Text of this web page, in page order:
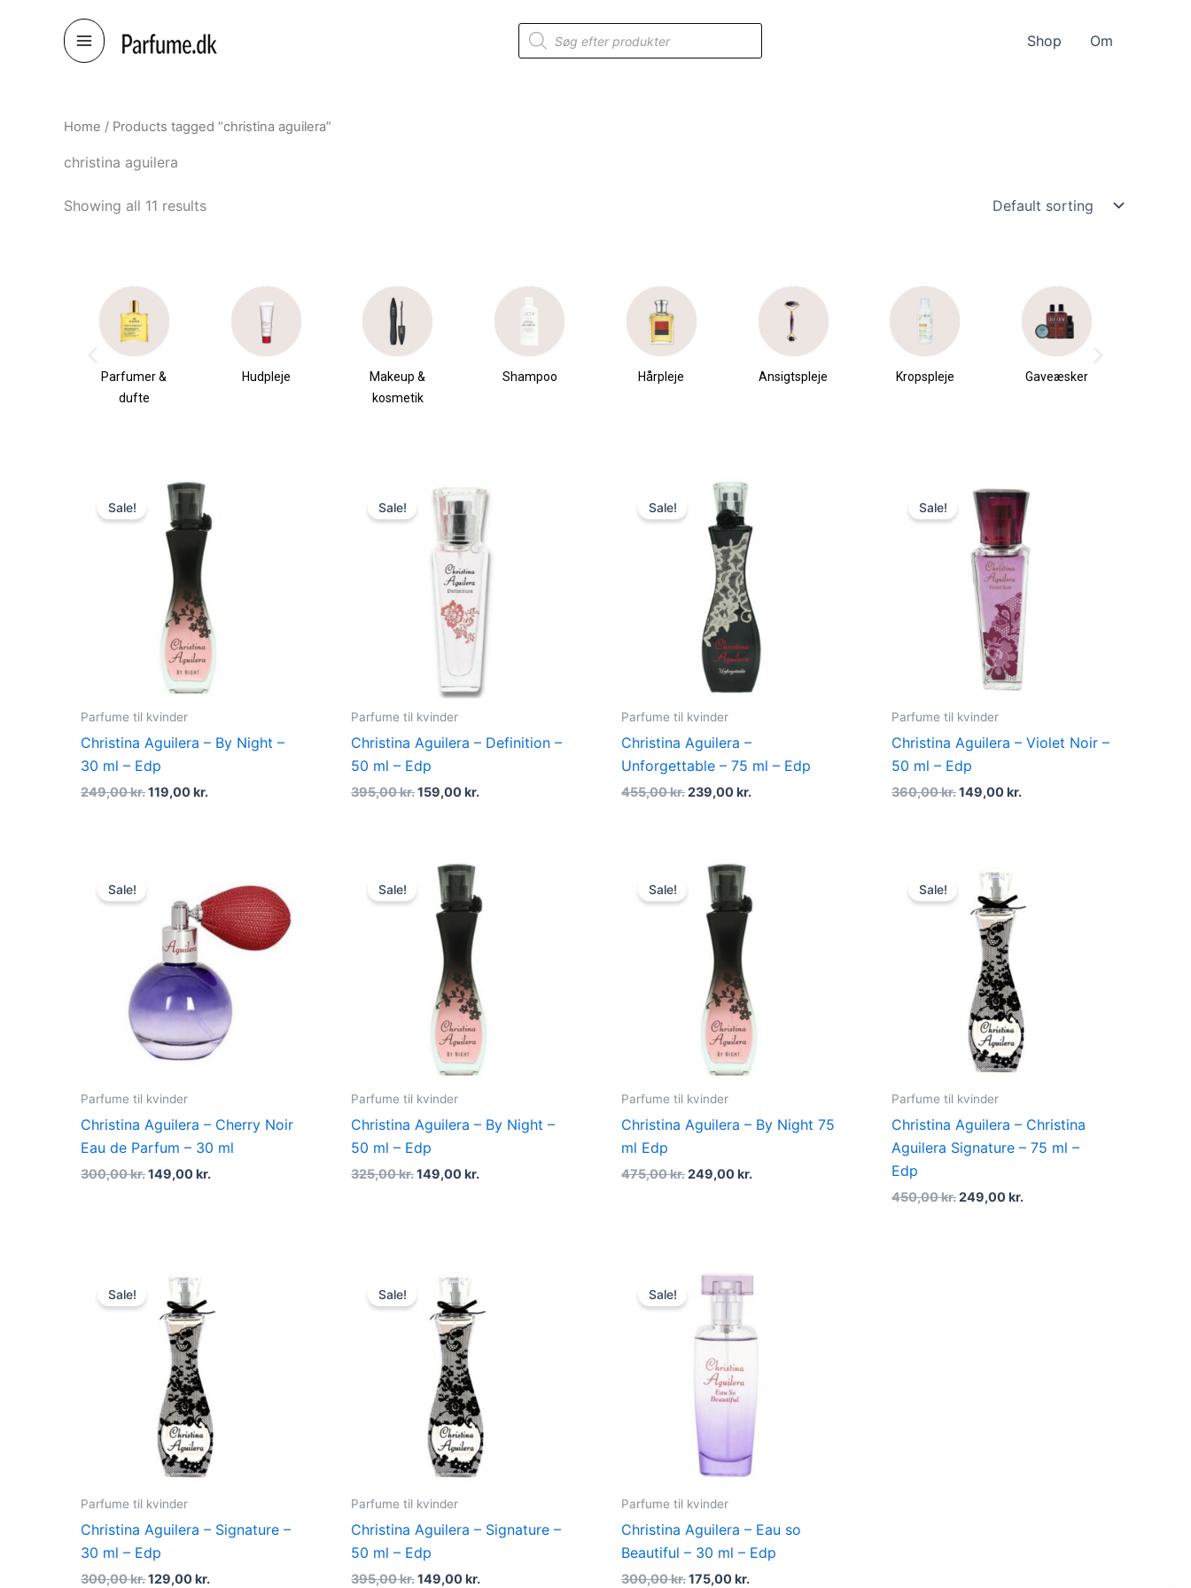
Products
search
Shop Om
Home / Products tagged “christina aguilera”
christina aguilera
Showing all 11 results
Parfumer &
dufte
Hudpleje
Makeup &
kosmetik
Shampoo Hårpleje Ansigtspleje Kropspleje Gaveæsker
Sale!
Parfume til kvinder
Christina Aguilera – By Night –
30 ml – Edp
249,00kr.
Original
price
was:
249,00 kr..
119,00kr.
is:
119,00 kr..
Sale!
Parfume til kvinder
Christina Aguilera – Definition –
50 ml – Edp
395,00kr.
Original
price
was:
395,00 kr..
159,00kr.
price
is:
159,00 kr..
Sale!
Parfume til kvinder
Christina Aguilera –
Unforgettable – 75 ml – Edp
455,00kr.
Original
price
was:
455,00 kr..
239,00kr.
239,00 kr..
Sale!
Parfume til kvinder
Christina Aguilera – Violet Noir –
50 ml – Edp
360,00kr.
price
was:
360,00 kr..
149,00kr.
price
is:
149,00 kr..
Sale!
Parfume til kvinder
Christina Aguilera – Cherry Noir
Eau de Parfum – 30 ml
300,00kr.
was:
300,00 kr..
149,00kr.
price
is:
149,00 kr..
Sale!
Parfume til kvinder
Christina Aguilera – By Night –
50 ml – Edp
325,00kr.
Original
price
was:
325,00 kr..
149,00kr.
is:
149,00 kr..
Sale!
Parfume til kvinder
Christina Aguilera – By Night 75
ml Edp
475,00kr.
Original
price
was:
475,00 kr..
249,00kr.
is:
249,00 kr..
Sale!
Parfume til kvinder
Christina Aguilera – Christina
Aguilera Signature – 75 ml –
Edp
450,00kr.
price
was:
450,00 kr..
249,00kr.
Sale!
Parfume til kvinder
Christina Aguilera – Signature –
30 ml – Edp
300,00kr.
price
was:
300,00 kr..
129,00kr.
129,00 kr..
Sale!
Parfume til kvinder
Christina Aguilera – Signature –
50 ml – Edp
395,00kr.
price
was:
395,00 kr..
149,00kr.
149,00 kr..
Sale!
Parfume til kvinder
Christina Aguilera – Eau so
Beautiful – 30 ml – Edp
300,00kr.
price
was:
300,00 kr..
175,00kr.